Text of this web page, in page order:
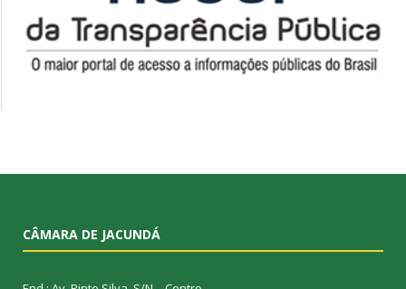
CÂMARA DE JACUNDÁ